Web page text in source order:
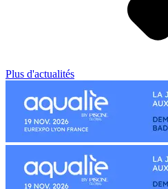
Plus d'actualités